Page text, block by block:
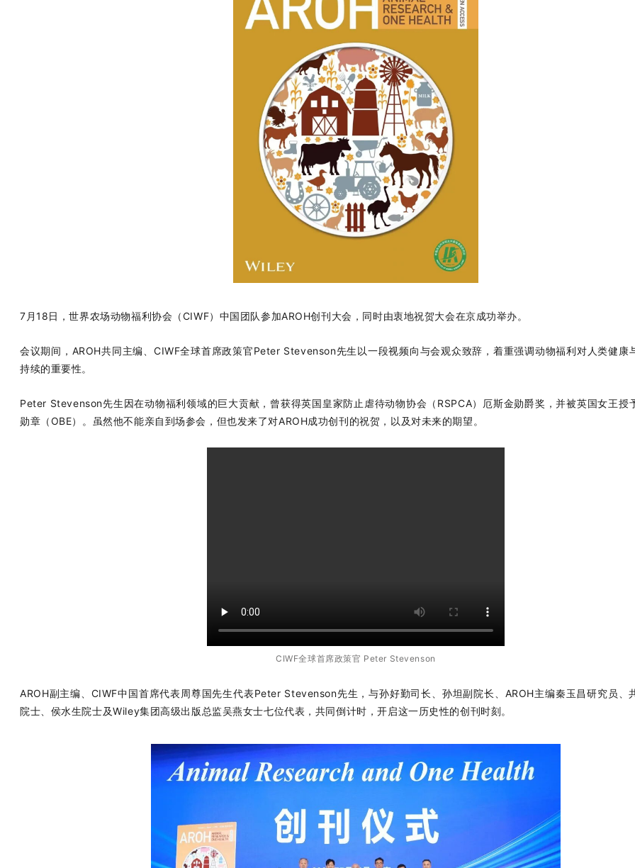
7月18日，世界农场动物福利协会（CIWF）中国团队参加AROH创刊大会，同时由衷地祝贺大会在京成功举办。
会议期间，AROH共同主编、CIWF全球首席政策官Peter Stevenson先生以一段视频向与会观众致辞，着重强调动物福利对人类健康
持续的重要性。
Peter Stevenson先生因在动物福利领域的巨大贡献，曾获得英国皇家防止虐待动物协会（RSPCA）厄斯金勋爵奖，并被英国女王授
勋章（OBE）。虽然他不能亲自到场参会，但也发来了对AROH成功创刊的祝贺，以及对未来的期望。
CIWF全球首席政策官 Peter Stevenson
AROH副主编、CIWF中国首席代表周尊国先生代表Peter Stevenson先生，与孙好勤司长、孙坦副院长、AROH主编秦玉昌研究员、
院士、侯水生院士及Wiley集团高级出版总监吴燕女士七位代表，共同倒计时，开启这一历史性的创刊时刻。